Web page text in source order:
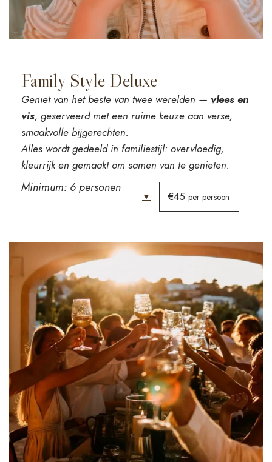
Family Style Deluxe
Geniet van het beste van twee werelden — vlees en
vis, geserveerd met een ruime keuze aan verse,
smaakvolle bijgerechten.
Alles wordt gedeeld in familiestijl: overvloedig,
kleurrijk en gemaakt om samen van te genieten.
Minimum: 6 personen
▼ €45per persoon